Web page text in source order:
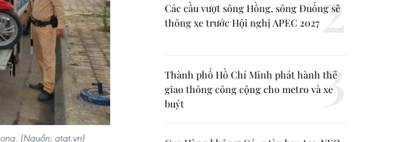
(Nguồn: atgt.vn)
Các cầu vượt sông Hồng, sông Đuống sẽ
thông xe trước Hội nghị APEC 2027
Thành phố Hồ Chí Minh phát hành thẻ
giao thông công cộng cho metro và xe
buýt